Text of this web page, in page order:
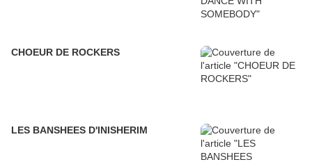
CHOEUR DE ROCKERS
LES BANSHEES D'INISHERIM